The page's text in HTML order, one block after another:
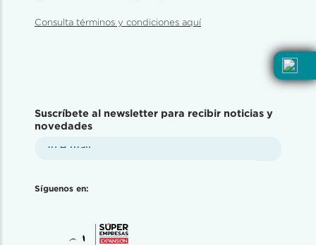
Consulta términos y condiciones aquí
Suscríbete al newsletter para recibir noticias y
novedades
Síguenos en: